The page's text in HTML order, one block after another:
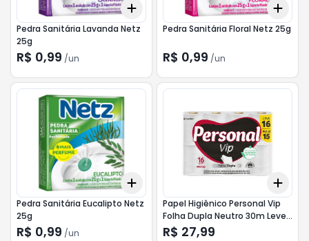
+10
Add
Pedra Sanitária Lavanda Netz
25g
R$ 0,99 /un
Add
Pedra Sanitária Floral Netz 25g
R$ 0,99 /un
Add
Pedra Sanitária Eucalipto Netz
25g
R$ 0,99 /un
Add
Papel Higiênico Personal Vip
Folha Dupla Neutro 30m Leve
16 Pague 15
R$ 27,99